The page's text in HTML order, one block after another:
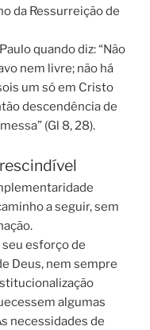
da Ressurreição de
quando diz: “Não
nem livre; não há
um só em Cristo
descendência de
(Gl 8, 28).
a seguir, sem
seu esforço de
Deus, nem sempre
algumas
necessidades de